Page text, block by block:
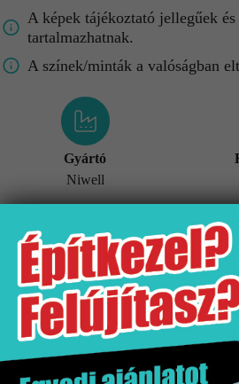
A képek tájékoztató jellegűek
tartalmazhatnak.
A színek/minták a valóságban
Gyártó
Niwell
További információk
Értékesítési egység
Gyártó
Kiszerelés